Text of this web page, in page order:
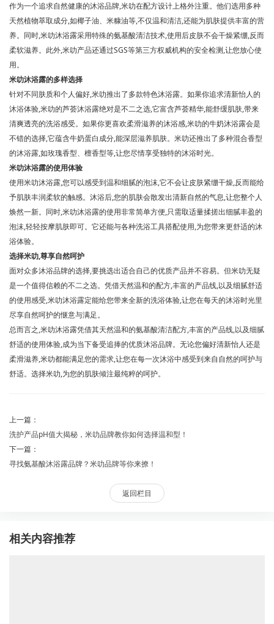
作为一个追求自然健康的沐浴品牌,米叻在配方设计上格外注重。他们选用多种
天然植物萃取成分,如椰子油、米糠油等,不仅温和清洁,还能为肌肤提供丰富的营
养。同时,米叻沐浴露采用特殊的氨基酸清洁技术,使用后皮肤不会干燥紧绷,反而
柔软滋养。此外,米叻产品还通过SGS等第三方权威机构的安全检测,让您放心使
用。
米叻沐浴露的多样选择
针对不同肤质和个人偏好,米叻推出了多款特色沐浴露。如果你追求清新怡人的
沐浴体验,米叻的芦荟沐浴露绝对是不二之选,它富含芦荟精华,能舒缓肌肤,带来
清爽透亮的洗浴感受。如果你更喜欢柔滑滋养的沐浴感,米叻的牛奶沐浴露会是
不错的选择,它蕴含牛奶蛋白成分,能深层滋养肌肤。米叻还推出了多种混合香型
的沐浴露,如玫瑰香型、檀香型等,让您尽情享受独特的沐浴时光。
米叻沐浴露的使用体验
使用米叻沐浴露,您可以感受到温和细腻的泡沫,它不会让皮肤紧绷干燥,反而能给
予肌肤丰润柔软的触感。沐浴后,您的肌肤会散发出清新自然的气息,让您整个人
焕然一新。同时,米叻沐浴露的使用非常简单方便,只需取适量揉搓出细腻丰盈的
泡沫,轻轻按摩肌肤即可。它还能与各种洗浴工具搭配使用,为您带来更舒适的沐
浴体验。
选择米叻,尊享自然呵护
面对众多沐浴品牌的选择,要挑选出适合自己的优质产品并不容易。但米叻无疑
是一个值得信赖的不二之选。凭借天然温和的配方,丰富的产品线,以及细腻舒适
的使用感受,米叻沐浴露定能给您带来全新的洗浴体验,让您在每天的沐浴时光里
尽享自然呵护的惬意与满足。
总而言之,米叻沐浴露凭借其天然温和的氨基酸清洁配方,丰富的产品线,以及细腻
舒适的使用体验,成为当下备受追捧的优质沐浴品牌。无论您偏好清新怡人还是
柔滑滋养,米叻都能满足您的需求,让您在每一次沐浴中感受到来自自然的呵护与
舒适。选择米叻,为您的肌肤倾注最纯粹的呵护。
上一篇：
洗护产品pH值大揭秘，米叻品牌教你如何选择温和型！
下一篇：
寻找氨基酸沐浴露品牌？米叻品牌等你来撩！
返回栏目
相关内容推荐